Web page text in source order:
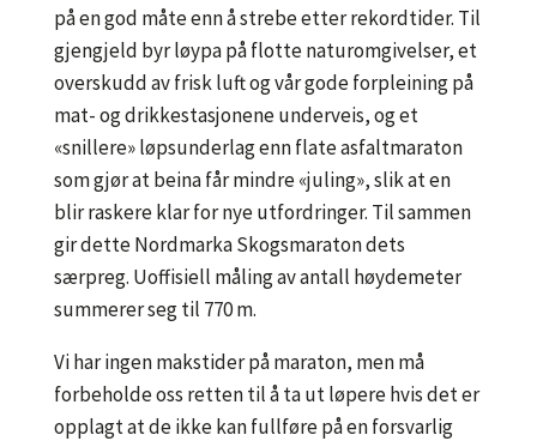
på en god måte enn å strebe etter rekordtider. Til
gjengjeld byr løypa på flotte naturomgivelser, et
overskudd av frisk luft og vår gode forpleining på
mat- og drikkestasjonene underveis, og et
«snillere» løpsunderlag enn flate asfaltmaraton
som gjør at beina får mindre «juling», slik at en
blir raskere klar for nye utfordringer. Til sammen
gir dette Nordmarka Skogsmaraton dets
særpreg. Uoffisiell måling av antall høydemeter
summerer seg til 770 m.
Vi har ingen makstider på maraton, men må
forbeholde oss retten til å ta ut løpere hvis det er
opplagt at de ikke kan fullføre på en forsvarlig